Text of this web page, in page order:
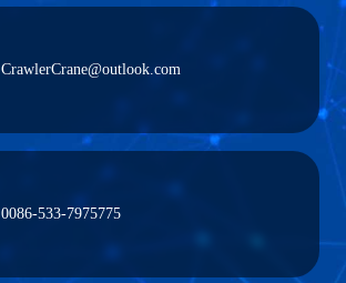
CrawlerCrane@outlook.com
0086-533-7975775